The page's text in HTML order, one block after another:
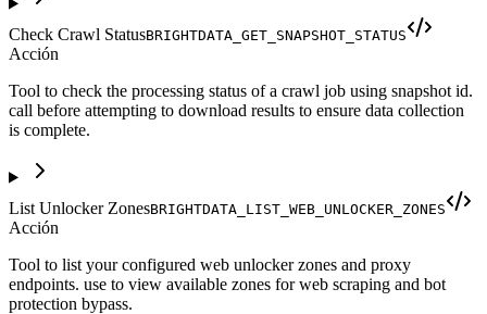
Check Crawl StatusBRIGHTDATA_GET_SNAPSHOT_STATUS
Acción
Tool to check the processing status of a crawl job using snapshot id.
call before attempting to download results to ensure data collection
is complete.
List Unlocker ZonesBRIGHTDATA_LIST_WEB_UNLOCKER_ZONES
Acción
Tool to list your configured web unlocker zones and proxy
endpoints. use to view available zones for web scraping and bot
protection bypass.